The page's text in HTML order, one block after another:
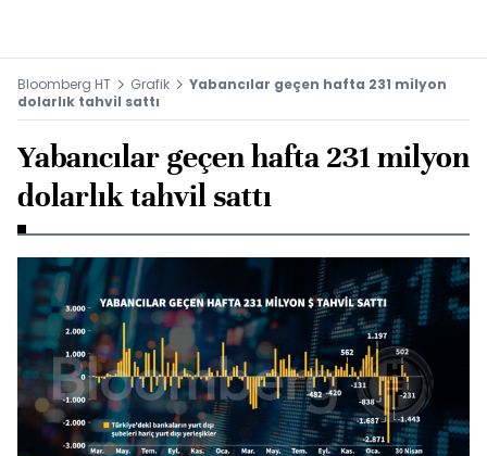
Bloomberg HT Grafik
Yabancılar geçen hafta 231 milyon
dolarlık tahvil sattı
Yabancılar geçen hafta 231 milyon
dolarlık tahvil sattı